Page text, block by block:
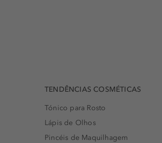
TENDÊNCIAS COSMÉTICAS
Tónico para Rosto
Lápis de Olhos
Pincéis de Maquilhagem